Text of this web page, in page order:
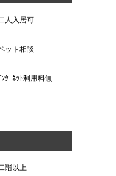
人入居可
ット相談
ﾝﾀｰﾈｯﾄ利用料無
階以上